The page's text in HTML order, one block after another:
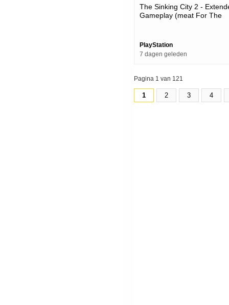
The Sinking City 2 -
Gameplay (meat For The
PlayStation
7 dagen geleden
Pagina 1 van 121
1 2 3 4